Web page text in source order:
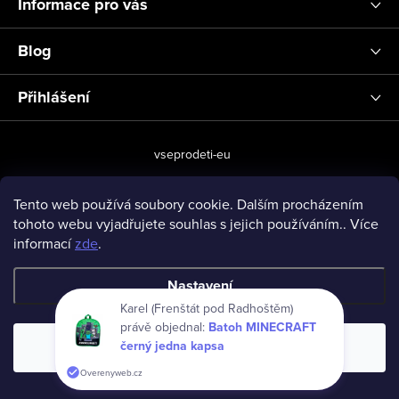
Tento web používá soubory cookie. Dalším procházením
tohoto webu vyjadřujete souhlas s jejich používáním.. Více
informacízde.
Nastavení
Souhlasím
Blog
Přihlášení
vseprodeti-eu
Copyright 2026www.vseprodeti.eu. Všechna práva vyhrazena.
Karel (Frenštát pod Radhoštěm)
právě objednal: Batoh MINECRAFT
černý jedna kapsa
Overenyweb.cz